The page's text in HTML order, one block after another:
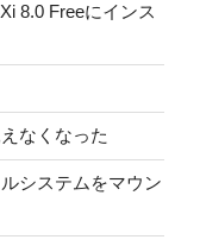
8.0 Freeにインス
なくなった
システムをマウン